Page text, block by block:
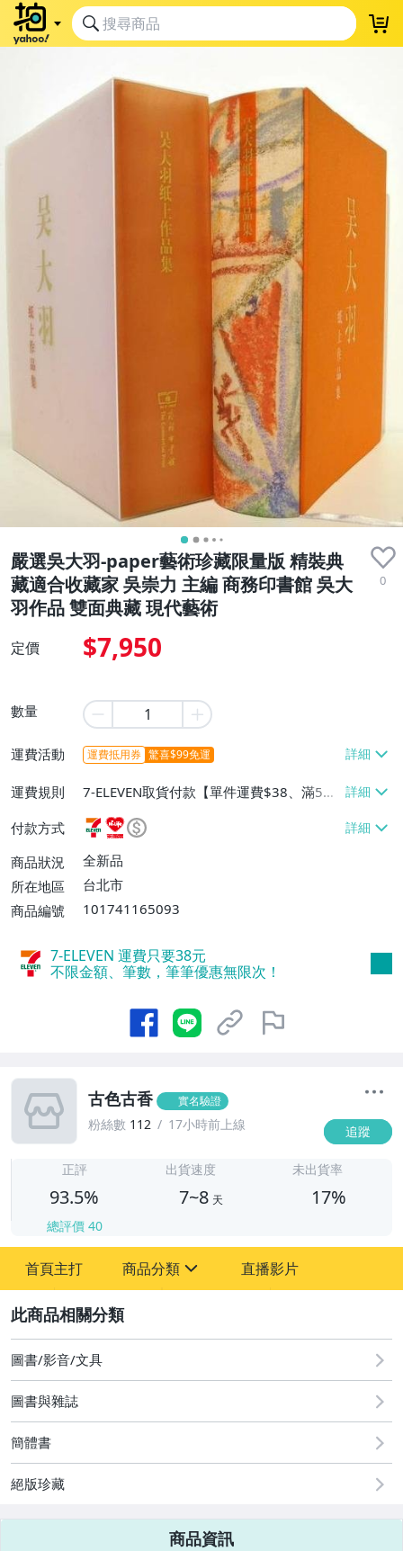
嚴選吳大羽-paper藝術珍藏限量版 精裝典
藏適合收藏家 吳崇力 主編 商務印書館 吳大
羽作品 雙面典藏 現代藝術
0
定價 $7,950
數量
運費活動 運費抵用券 驚喜$99免運
運費規則
7-ELEVEN取貨付款【單件運費$38、滿5件
或消費滿$1299免運費】、7-ELEVEN取貨
不付款【免運費】、萊爾富取貨付款【單件
運費$60、滿5件或消費滿$1299免運
費】、宅配/貨運【單件運費$120、滿5件
付款方式
商品狀況
全新品
所在地區
台北市
商品編號
101741165093
7-ELEVEN 運費只要38元
不限金額、筆數，筆筆優惠無限次！
古色古香 實名驗證
粉絲數 112 17小時前上線 追蹤
正評
93.5%
總評價 40
出貨速度
7~8 天
未出貨率
17%
首頁主打 商品分類
嬰幼兒與孕婦
圖書/影音/文具
古董、藝術與礦石
玩具、模型與公仔
男性精品與服飾
直播影片
圖書/影音/文具
圖書與雜誌
簡體書
絕版珍藏
商品資訊